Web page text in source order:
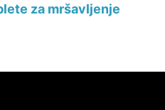
za mršavljenje